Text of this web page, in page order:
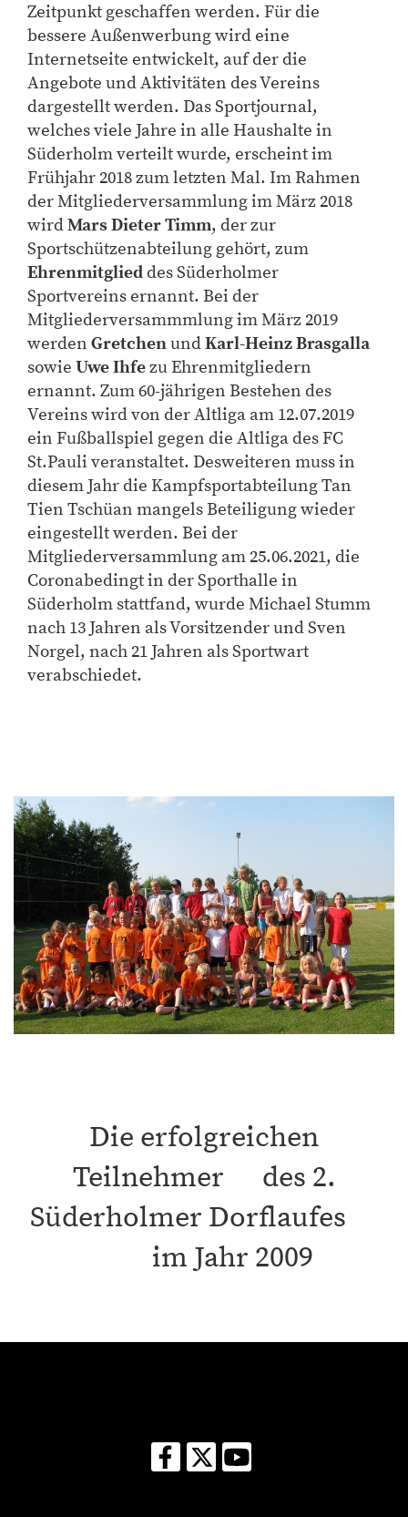
Zeitpunkt geschaffen werden. Für die
bessere Außenwerbung wird eine
Internetseite entwickelt, auf der die
Angebote und Aktivitäten des Vereins
dargestellt werden. Das Sportjournal,
welches viele Jahre in alle Haushalte in
Süderholm verteilt wurde, erscheint im
Frühjahr 2018 zum letzten Mal. Im Rahmen
der Mitgliederversammlung im März 2018
wirdMars Dieter Timm, der zur
Sportschützenabteilung gehört, zum
Ehrenmitglieddes Süderholmer
Sportvereins ernannt. Bei der
Mitgliederversammmlung im März 2019
werden GretchenundKarl-Heinz Brasgalla
sowie Uwe Ihfezu Ehrenmitgliedern
ernannt. Zum 60-jährigen Bestehen des
Vereins wird von der Altliga am 12.07.2019
ein Fußballspiel gegen die Altliga des FC
St.Pauli veranstaltet. Desweiteren muss in
diesem Jahr die Kampfsportabteilung Tan
Tien Tschüan mangels Beteiligung wieder
eingestellt werden. Bei der
Mitgliederversammlung am 25.06.2021, die
Coronabedingt in der Sporthalle in
Süderholm stattfand, wurde Michael Stumm
nach 13 Jahren als Vorsitzender und Sven
Norgel, nach 21 Jahren als Sportwart
verabschiedet.
Die erfolgreichen
Teilnehmer des 2.
Süderholmer Dorflaufes
im Jahr 2009